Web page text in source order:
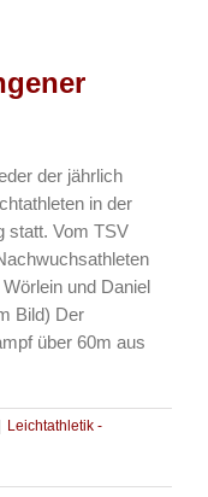
der jährlich
in der
statt. Vom TSV
und Daniel
Bild) Der
über 60m aus
Leichtathletik -